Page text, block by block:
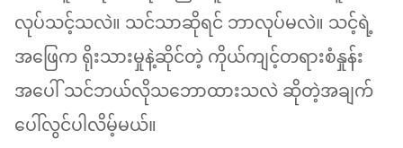
လုပ်သင့်သလဲ။ သင်သာဆိုရင် ဘာလုပ်မလဲ။ သင့်ရဲ့
အဖြေက ရိုးသားမှုနဲ့ဆိုင်တဲ့ ကိုယ်ကျင့်တရားစံနှုန်း
အပေါ် သင်ဘယ်လိုသဘောထားသလဲ ဆိုတဲ့အချက်
ပေါ်လွင်ပါလိမ့်မယ်။